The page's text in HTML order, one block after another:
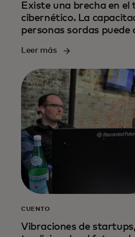
Existe una brecha en el
cibernético. La
personas sordas puede
Leer más
CUENTO
Vibraciones de